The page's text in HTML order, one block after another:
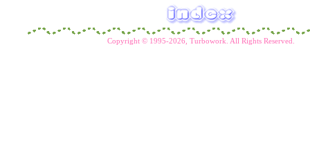
Copyright © 1995-2026, Turbowork. All Rights Reserved.